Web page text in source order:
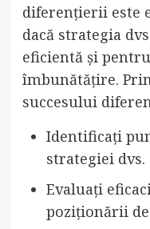
diferențierii este
dacă strategia
eficientă și
îmbunătățire.
succesului
Identificați
strategiei
Evaluați
poziționării